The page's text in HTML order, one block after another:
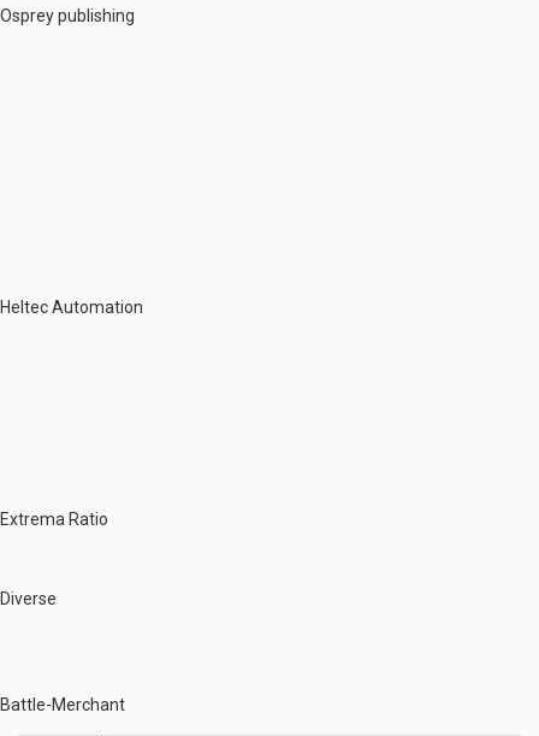
Osprey publishing
Heltec Automation
Extrema Ratio
Diverse
Battle-Merchant